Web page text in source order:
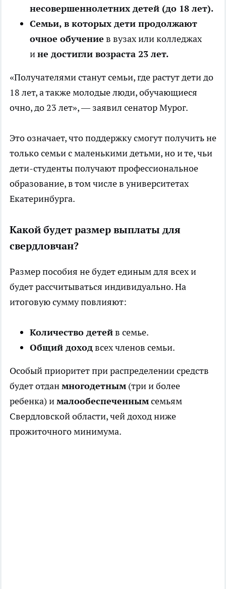
несовершеннолетних детей (до 18 лет).
Семьи, в которых дети продолжают
очное обучение в вузах или колледжах
ине достигли возраста 23 лет.
«Получателями станут семьи, где растут дети до
18 лет, а также молодые люди, обучающиеся
очно, до 23 лет», — заявил сенатор Мурог.
Это означает, что поддержку смогут получить не
только семьи с маленькими детьми, но и те, чьи
дети-студенты получают профессиональное
образование, в том числе в университетах
Екатеринбурга.
Какой будет размер выплаты для
свердловчан?
Размер пособия не будет единым для всех и
будет рассчитываться индивидуально. На
итоговую сумму повлияют:
Количество детейв семье.
Общий доходвсех членов семьи.
Особый приоритет при распределении средств
будет отданмногодетным (три и более
ребенка) ималообеспеченнымсемьям
Свердловской области, чей доход ниже
прожиточного минимума.